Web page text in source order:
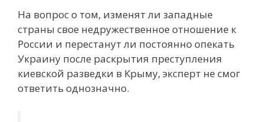
На вопрос о том, изменят ли западные
страны свое недружественное отношение к
России и перестанут ли постоянно опекать
Украину после раскрытия преступления
киевской разведки в Крыму, эксперт не смог
ответить однозначно.